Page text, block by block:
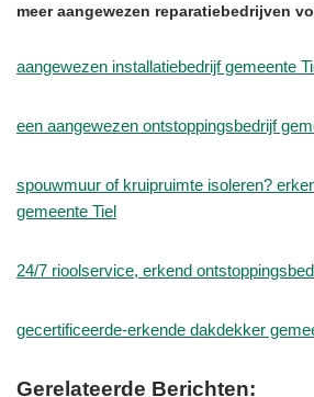
meer aangewezen reparatiebedrijven
aangewezen installatiebedrijf gemeente
een aangewezen ontstoppingsbedrijf
spouwmuur of kruipruimte isoleren?
gemeente Tiel
24/7 rioolservice, erkend
gecertificeerde-erkende dakdekker
Gerelateerde Berichten: